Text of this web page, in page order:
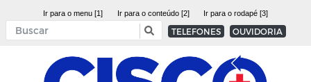
Ir para o menu [1] Ir para o conteúdo [2] Ir para o rodapé [3]
TELEFONES OUVIDORIA